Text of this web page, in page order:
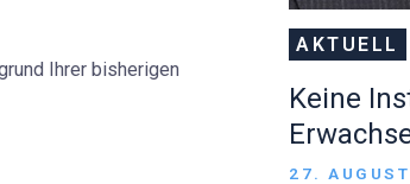
Ihrer bisherigen
AKTUELL
Keine
27.